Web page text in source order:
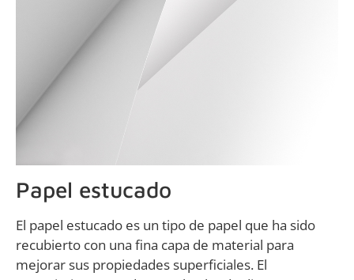
Papel estucado
El papel estucado es un tipo de papel que ha sido
recubierto con una fina capa de material para
mejorar sus propiedades superficiales. El